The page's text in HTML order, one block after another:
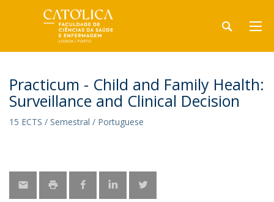
Practicum - Child and Family Health:
Surveillance and Clinical Decision
15 ECTS / Semestral / Portuguese